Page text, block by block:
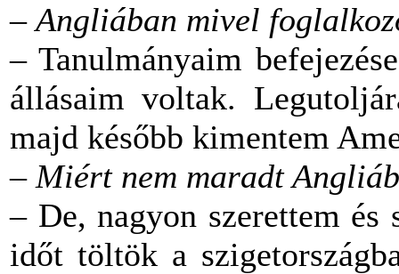
–Angliában mivel
– Tanulmányaim
állásaim voltak.
majd később kimentem
– Miért nem maradt
– De, nagyon szerettem
időt töltök a